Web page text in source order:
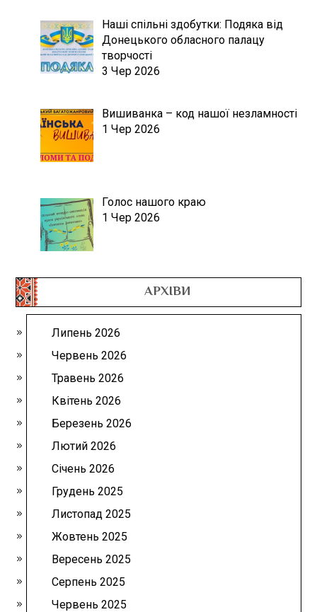
Наші спільні здобутки: Подяка від
Донецького обласного палацу
творчості
3 Чер 2026
Вишиванка – код нашої незламності
1 Чер 2026
Голос нашого краю
1 Чер 2026
АРХІВИ
Липень 2026
Червень 2026
Травень 2026
Квітень 2026
Березень 2026
Лютий 2026
Січень 2026
Грудень 2025
Листопад 2025
Жовтень 2025
Вересень 2025
Серпень 2025
Червень 2025